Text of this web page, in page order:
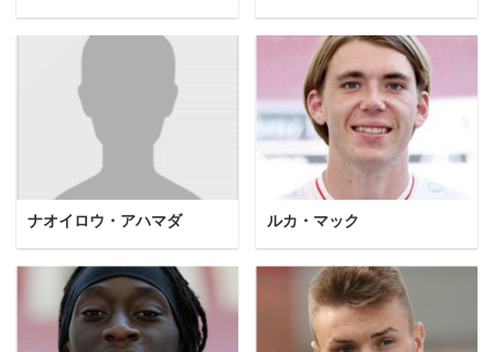
ナオイロウ・アハマダ ルカ・マック